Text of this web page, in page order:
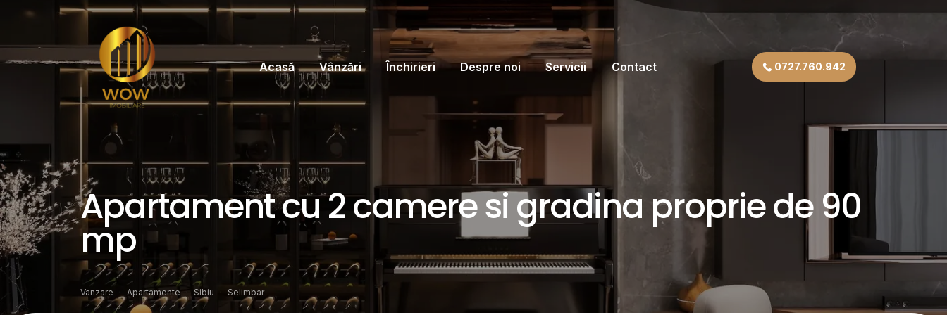
Acasă Vânzări Închirieri Despre noi Servicii Contact 0727.760.942
Apartament cu 2 camere si gradina proprie de 90
mp
Vanzare Apartamente Sibiu Selimbar